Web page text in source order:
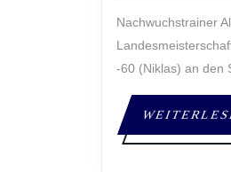
Nachwuchstrainer Alex Weinberger besucht am 20. März mit 2 unserer U16 Kämpfer die
-60 (Niklas) an den